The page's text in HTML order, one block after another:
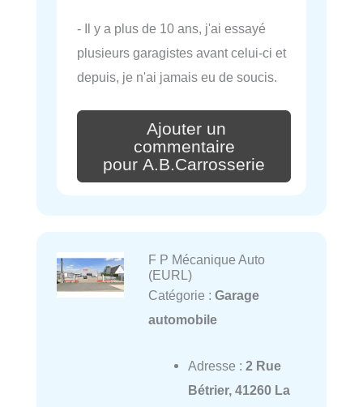
- Il y a plus de 10 ans, j'ai essayé
plusieurs garagistes avant celui-ci et
depuis, je n'ai jamais eu de soucis.
Ajouter un
commentaire
pour A.B.Carrosserie
F P Mécanique Auto
(EURL)
Catégorie : Garage
automobile
Adresse : 2 Rue
Bétrier, 41260 La